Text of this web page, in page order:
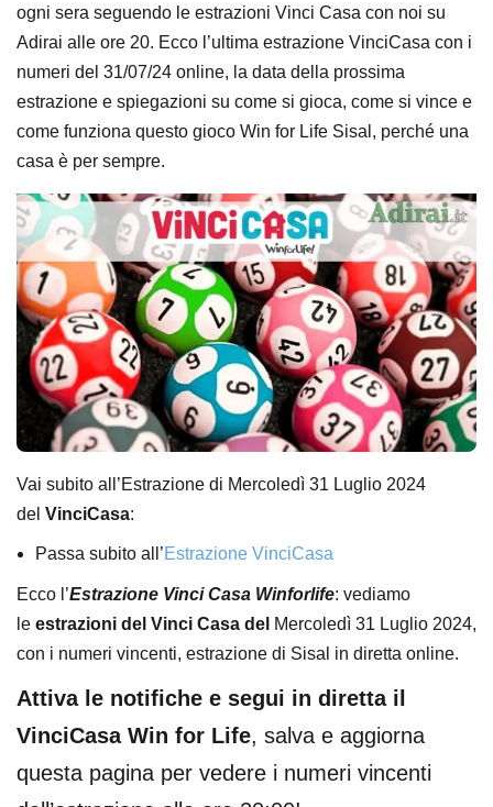
ogni sera seguendo le estrazioni Vinci Casa con noi su
Adirai alle ore 20. Ecco l’ultima estrazione VinciCasa con i
numeri del 31/07/24 online, la data della prossima
estrazione e spiegazioni su come si gioca, come si vince e
come funziona questo gioco Win for Life Sisal, perché una
casa è per sempre.
Vai subito all’Estrazione di Mercoledì 31 Luglio 2024
del VinciCasa:
Passa subito all’Estrazione VinciCasa
Ecco l’Estrazione Vinci Casa Winforlife: vediamo
le estrazioni del Vinci Casa del Mercoledì 31 Luglio 2024,
con i numeri vincenti, estrazione di Sisal in diretta online.
Attiva le notifiche e segui in diretta il
VinciCasa Win for Life, salva e aggiorna
questa pagina per vedere i numeri vincenti